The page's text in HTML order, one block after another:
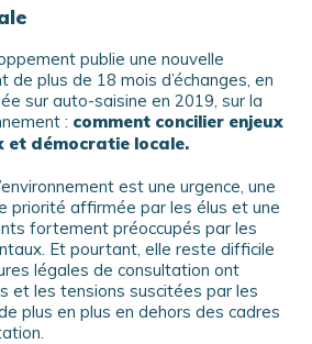
publie une nouvelle
de plus de 18 mois d’échanges, en
sur auto-saisine en 2019, sur la
: comment concilier enjeux
et démocratie locale.
est une urgence, une
priorité affirmée par les élus et une
fortement préoccupés par les
Et pourtant, elle reste difficile
légales de consultation ont
et les tensions suscitées par les
plus en plus en dehors des cadres